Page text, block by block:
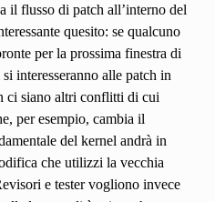
il flusso di patch all’interno del
quesito: se qualcuno
per la prossima finestra di
interesseranno alle patch in
ci siano altri conflitti di cui
per esempio, cambia il
del kernel andrà in
che utilizzi la vecchia
e tester vogliono invece